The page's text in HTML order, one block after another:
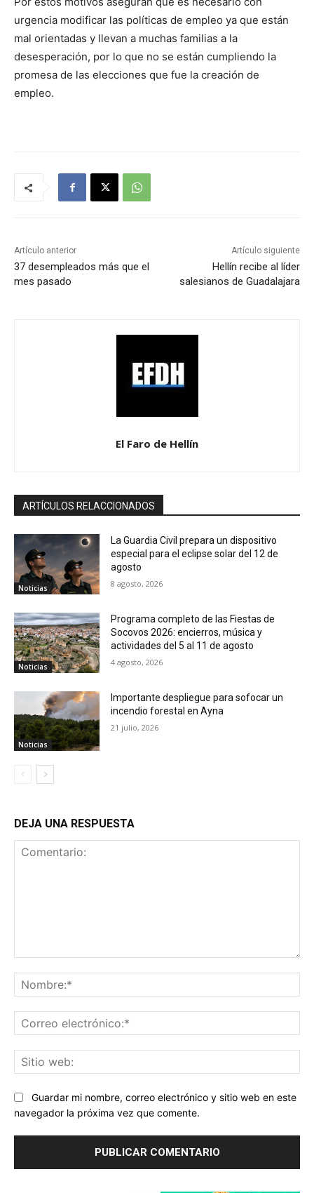
urgencia modificar las políticas de empleo ya que están
mal orientadas y llevan a muchas familias a la
desesperación, por lo que no se están cumpliendo la
promesa de las elecciones que fue la creación de
empleo.
Artículo anterior
37 desempleados más que el
mes pasado
Artículo siguiente
Hellín recibe al líder
salesianos de Guadalajara
El Faro de Hellín
ARTÍCULOS RELACCIONADOS
Noticias
La Guardia Civil prepara un dispositivo
especial para el eclipse solar del 12 de
agosto
8 agosto, 2026
Noticias
Programa completo de las Fiestas de
Socovos 2026: encierros, música y
actividades del 5 al 11 de agosto
4 agosto, 2026
Noticias
Importante despliegue para sofocar un
incendio forestal en Ayna
21 julio, 2026
DEJA UNA RESPUESTA
Guardar mi nombre, correo electrónico y sitio web en este
navegador la próxima vez que comente.